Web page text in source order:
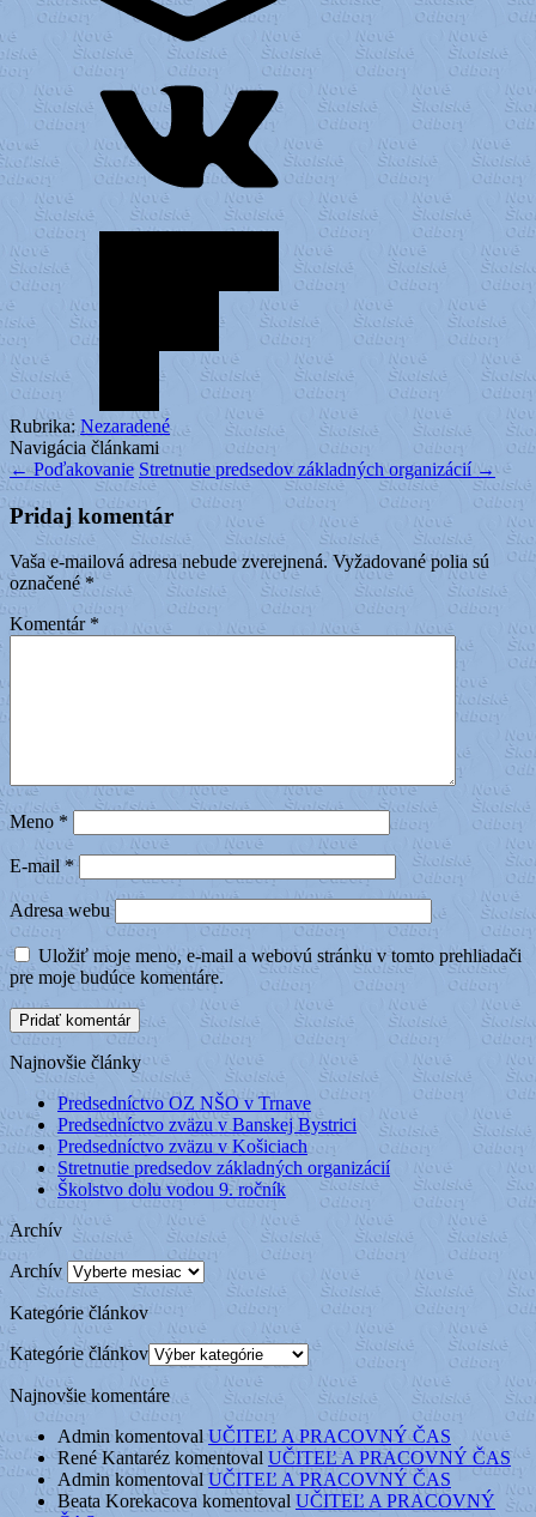
Rubrika:Nezaradené
Navigácia článkami
← Poďakovanie Stretnutie predsedov základných organizácií →
Pridaj komentár
Vaša e-mailová adresa nebude zverejnená. Vyžadované polia sú
označené*
Komentár *
Meno *
E-mail*
Adresa webu
Uložiť moje meno, e-mail a webovú stránku v tomto prehliadači
pre moje budúce komentáre.
Najnovšie články
Predsedníctvo OZ NŠO v Trnave
Predsedníctvo zväzu v Banskej Bystrici
Predsedníctvo zväzu v Košiciach
Stretnutie predsedov základných organizácií
Školstvo dolu vodou 9. ročník
Archív
Archív
Kategórie článkov
Kategórie článkov
Najnovšie komentáre
AdminkomentovalUČITEĽ A PRACOVNÝ ČAS
René Kantaréz komentoval UČITEĽ A PRACOVNÝ ČAS
Admin komentovalUČITEĽ A PRACOVNÝ ČAS
Beata Korekacova komentoval UČITEĽ A PRACOVNÝ